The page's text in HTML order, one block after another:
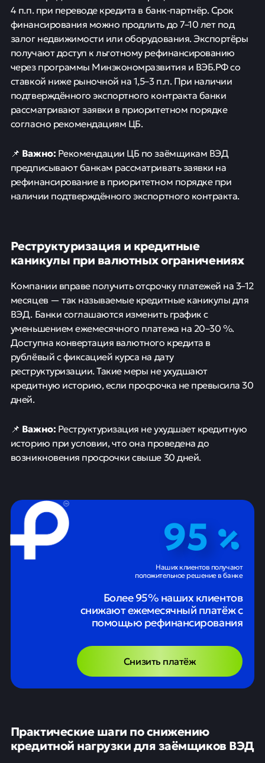
4 п.п. при переводе кредита в банк-партнёр. Срок
финансирования можно продлить до 7–10 лет под
залог недвижимости или оборудования. Экспортёры
получают доступ к льготному рефинансированию
через программы Минэкономразвития и ВЭБ.РФ со
ставкой ниже рыночной на 1,5–3 п.п. При наличии
подтверждённого экспортного контракта банки
рассматривают заявки в приоритетном порядке
согласно рекомендациям ЦБ.
📌 Важно: Рекомендации ЦБ по заёмщикам ВЭД
предписывают банкам рассматривать заявки на
рефинансирование в приоритетном порядке при
наличии подтверждённого экспортного контракта.
Реструктуризация и кредитные
каникулы при валютных ограничениях
Компании вправе получить отсрочку платежей на 3–12
месяцев — так называемые кредитные каникулы для
ВЭД. Банки соглашаются изменить график с
уменьшением ежемесячного платежа на 20–30 %.
Доступна конвертация валютного кредита в
рублёвый с фиксацией курса на дату
реструктуризации. Такие меры не ухудшают
кредитную историю, если просрочка не превысила 30
дней.
📌 Важно: Реструктуризация не ухудшает кредитную
историю при условии, что она проведена до
возникновения просрочки свыше 30 дней.
95
Наших клиентов получают
положительное решение в банке
Более 95% наших клиентов
снижают ежемесячный платёж с
помощью рефинансирования
Снизить платёж
Практические шаги по снижению
кредитной нагрузки для заёмщиков ВЭД